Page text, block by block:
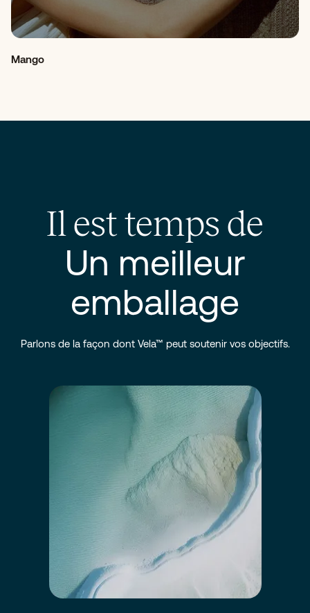
Mango
Il est temps de
Un meilleur
emballage
Parlons de la façon dont Vela™ peut soutenir vos objectifs.